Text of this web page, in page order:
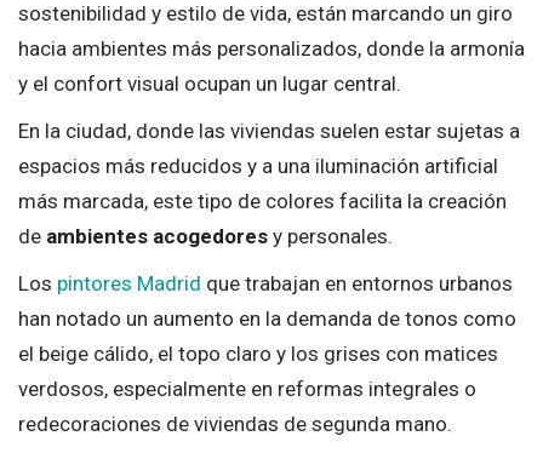
sostenibilidad y estilo de vida, están marcando un giro
hacia ambientes más personalizados, donde la armonía
y el confort visual ocupan un lugar central.
En la ciudad, donde las viviendas suelen estar sujetas a
espacios más reducidos y a una iluminación artificial
más marcada, este tipo de colores facilita la creación
de ambientes acogedores y personales.
Los pintores Madrid que trabajan en entornos urbanos
han notado un aumento en la demanda de tonos como
el beige cálido, el topo claro y los grises con matices
verdosos, especialmente en reformas integrales o
redecoraciones de viviendas de segunda mano.